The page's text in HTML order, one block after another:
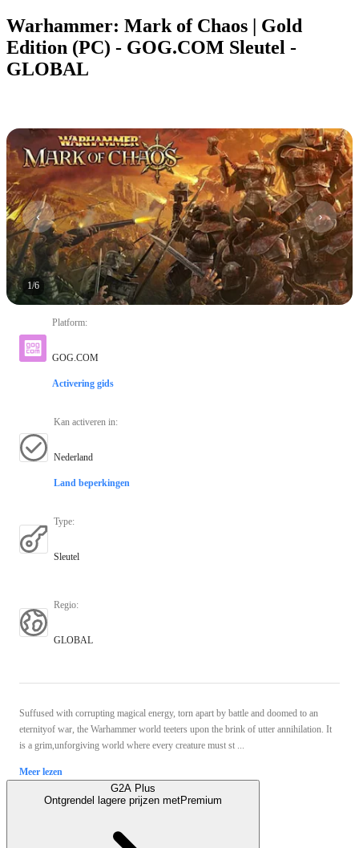
Warhammer: Mark of Chaos | Gold
Edition (PC) - GOG.COM Sleutel -
GLOBAL
1/6
Platform:
GOG.COM
Activering gids
Kan activeren in:
Nederland
Land beperkingen
Type:
Sleutel
Regio:
GLOBAL
Suffused with corrupting magical energy, torn apart by battle and doomed to an
eternityof war, the Warhammer world teeters upon the brink of utter annihilation. It
is a grim,unforgiving world where every creature must st ...
Meer lezen
G2A Plus
Ontgrendel lagere prijzen metPremium